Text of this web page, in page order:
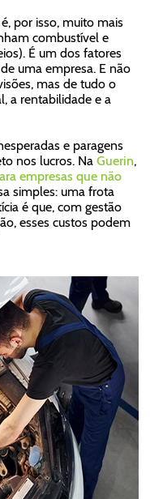
por isso, muito mais
combustível e
É um dos fatores
uma empresa. E não
mas de tudo o
a rentabilidade e a
e paragens
nos lucros. Na Guerin,
empresas que não
simples: uma frota
é que, com gestão
esses custos podem